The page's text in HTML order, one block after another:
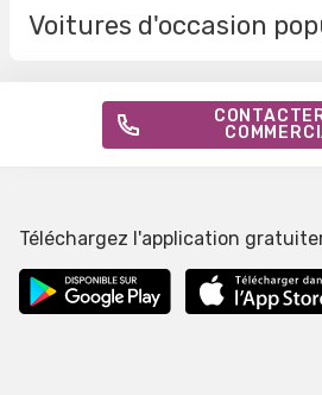
Voitures d'occasion
Téléchargez l'application